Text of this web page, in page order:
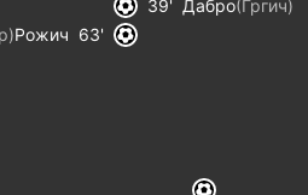
39
(Гргич)
Дабро
)Рожич 63